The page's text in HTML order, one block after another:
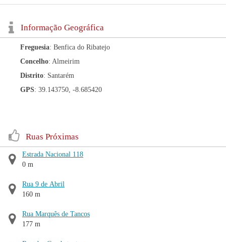
Informação Geográfica
Freguesia: Benfica do Ribatejo
Concelho: Almeirim
Distrito: Santarém
GPS: 39.143750, -8.685420
Ruas Próximas
Estrada Nacional 118
0 m
Rua 9 de Abril
160 m
Rua Marquês de Tancos
177 m